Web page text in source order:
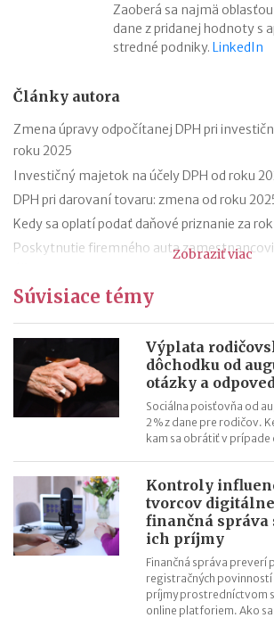
Zaoberá sa najmä
dane z pridanej hodnoty s
stredné podniky. LinkedIn
Články autora
Zmena úpravy odpočítanej DPH pri
roku 2025
Investičný majetok na účely DPH od roku
DPH pri darovaní tovaru: zmena od roku
Kedy sa oplatí podať daňové priznanie za
Poskytnutie firemného auta
Oslobodenie zamestnaneckých akcií a
Registrácia pre DPH od roku 2025
Rekreačné poukazy (príspevok) v roku 2024
Predaj obchodného podielu oslobodený od
Bezpečný prístav v transferovom
Zobraziť viac
Súvisiace témy
Výplata
dôchodku od
otázky a
Sociálna poisťovňa od
2 % z dane pre rodičov.
kam sa obrátiť v prípade
Kontroly
tvorcov
finančná správa
ich príjmy
Finančná správa preverí
registračných
príjmy prostredníctvom
online platforiem. Ako